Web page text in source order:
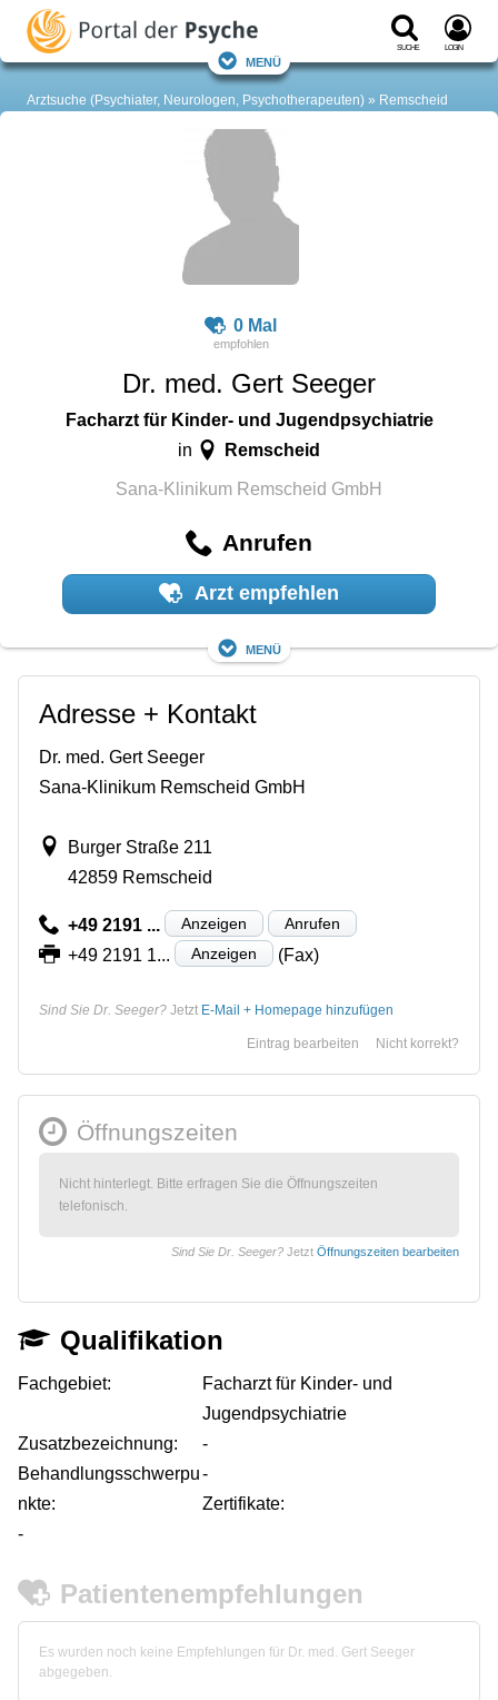
Suche Login
Menü
Arztsuche (Psychiater, Neurologen, Psychotherapeuten) Remscheid
0 Mal
Dr. med. Gert Seeger
Facharzt für Kinder- und Jugendpsychiatrie
in Remscheid
Sana-Klinikum Remscheid GmbH
Anrufen
Arzt empfehlen
Menü
Adresse + Kontakt
Dr. med. Gert Seeger
Sana-Klinikum Remscheid GmbH
Burger Straße 211
42859 Remscheid
+49 2191 ... Anzeigen Anrufen
+49 2191 1... Anzeigen (Fax)
Sind Sie Dr. Seeger? Jetzt E-Mail + Homepage hinzufügen
Nicht korrekt?
Eintrag bearbeiten
Öffnungszeiten
Nicht hinterlegt. Bitte erfragen Sie die Öffnungszeiten
telefonisch.
Sind Sie Dr. Seeger? Jetzt Öffnungszeiten bearbeiten
Qualifikation
Fachgebiet:
Facharzt für Kinder- und
Jugendpsychiatrie
Zusatzbezeichnung:
-
Behandlungsschwerpu
nkte:
-
Zertifikate:
-
Patientenempfehlungen
Es wurden noch keine Empfehlungen für Dr. med. Gert Seeger
abgegeben.